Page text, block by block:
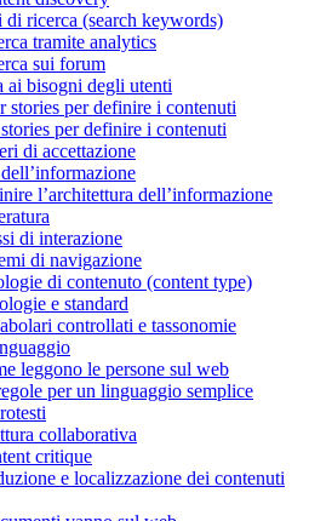
di ricerca (search keywords)
tramite analytics
sui forum
ai bisogni degli utenti
stories per definire i contenuti
per definire i contenuti
di accettazione
l’architettura dell’informazione
di interazione
di navigazione
di contenuto (content type)
e standard
controllati e tassonomie
leggono le persone sul web
per un linguaggio semplice
collaborativa
critique
e localizzazione dei contenuti